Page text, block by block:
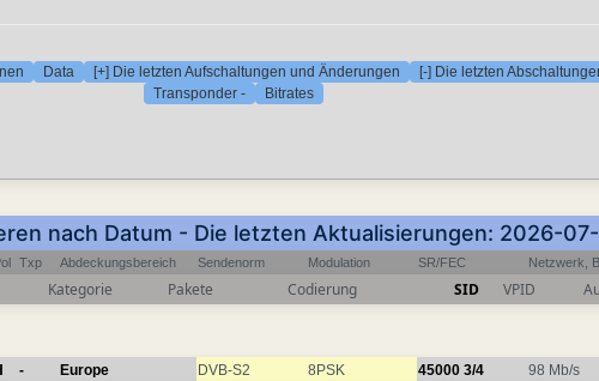
Data [+] Die letzten Aufschaltungen und Änderungen [-] Die letzten
Transponder -
Bitrates
nach Datum - Die letzten Aktualisierungen: 2026-07-
Txp Abdeckungsbereich Sendenorm Modulation SR/FEC Netzwerk,
Kategorie Pakete Codierung SID VPID
- Europe DVB-S2 8PSK 45000 3/4 98 Mb/s